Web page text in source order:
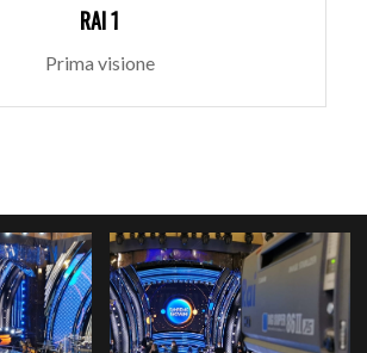
RAI 1
Prima visione